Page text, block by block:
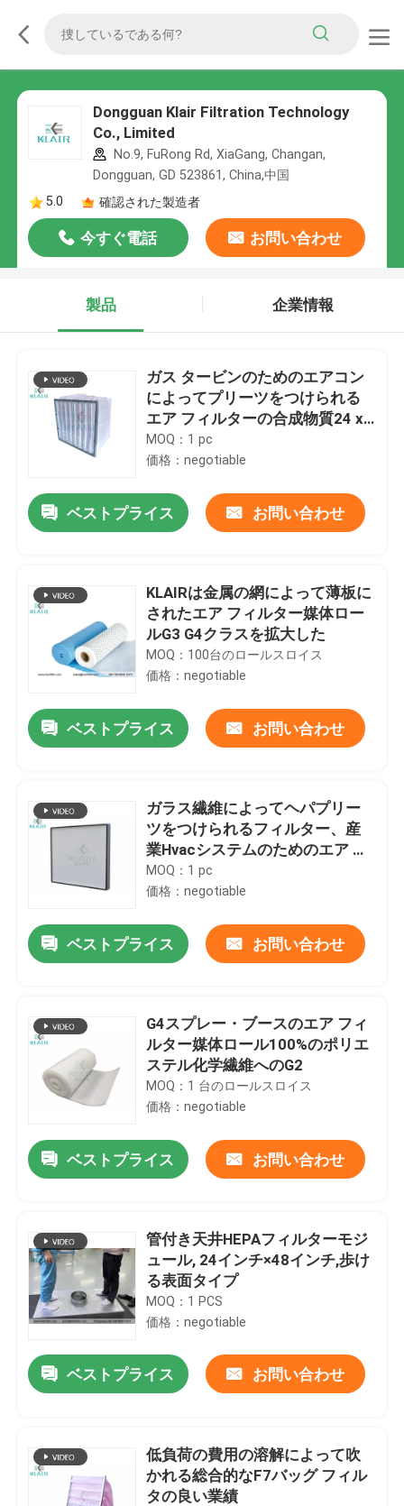
Dongguan Klair Filtration Technology
Co., Limited
No.9, FuRong Rd, XiaGang, Changan,
Dongguan, GD 523861, China,中国
5.0
確認された製造者
今すぐ電話 お問い合わせ
製品 企業情報
ガス タービンのためのエアコン
によってプリーツをつけられる
エア フィルターの合成物質24 x
24 x 22
MOQ：1 pc
価格：negotiable
ベストプライス お問い合わせ
KLAIRは金属の網によって薄板に
されたエア フィルター媒体ロー
ルG3 G4クラスを拡大した
MOQ：100台のロールスロイス
価格：negotiable
ベストプライス お問い合わせ
ガラス繊維によってヘパプリー
ツをつけられるフィルター、産
業Hvacシステムのためのエア フ
ィルター
MOQ：1 pc
価格：negotiable
ベストプライス お問い合わせ
G4スプレー・ブースのエア フィ
ルター媒体ロール100%のポリエ
ステル化学繊維へのG2
MOQ：1 台のロールスロイス
価格：negotiable
ベストプライス お問い合わせ
管付き天井HEPAフィルターモジ
ュール, 24インチ×48インチ,歩け
る表面タイプ
MOQ：1 PCS
価格：negotiable
ベストプライス お問い合わせ
低負荷の費用の溶解によって吹
かれる総合的なF7バッグ フィル
タの良い業績